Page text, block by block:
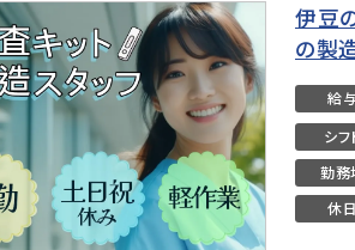
伊豆
の製
給
シフ
勤務
休日